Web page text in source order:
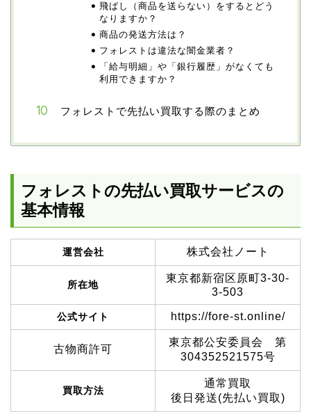
飛ばし（商品を送らない）をするとどう
なりますか？
商品の発送方法は？
フォレストは違法な闇金業者？
「給与明細」や「銀行履歴」がなくても
利用できますか？
フォレストで先払い買取する際のまとめ
フォレストの先払い買取サービスの
基本情報
運営会社 株式会社ノート
所在地
東京都新宿区原町3-30-
3-503
公式サイト https://fore-st.online/
古物商許可
東京都公安委員会 第
304352521575号
買取方法
通常買取
後日発送(先払い買取)